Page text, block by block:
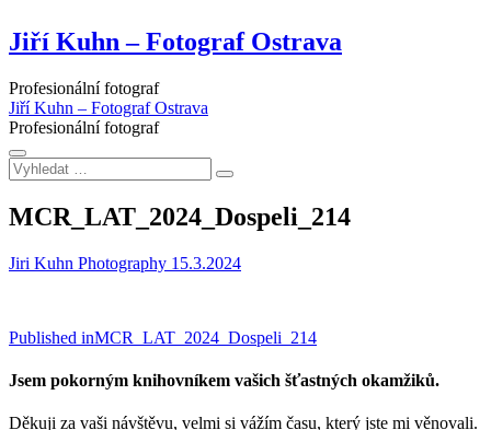
Jiří Kuhn – Fotograf Ostrava
Profesionální fotograf
Jiří Kuhn – Fotograf Ostrava
Profesionální fotograf
Vyhledat
…
MCR_LAT_2024_Dospeli_214
Jiri Kuhn Photography 15.3.2024
Navigace
pro
Published inMCR_LAT_2024_Dospeli_214
Jsem pokorným knihovníkem vašich šťastných okamžiků.
Děkuji za vaši návštěvu, velmi si vážím času, který jste mi věnovali.